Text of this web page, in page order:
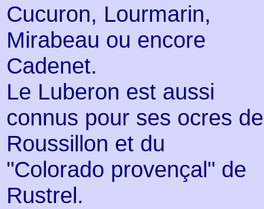
Cucuron, Lourmarin,
Mirabeau ou encore
Cadenet.
Le Luberon est aussi
connus pour ses ocres de
Roussillon et du
"Colorado provençal" de
Rustrel.